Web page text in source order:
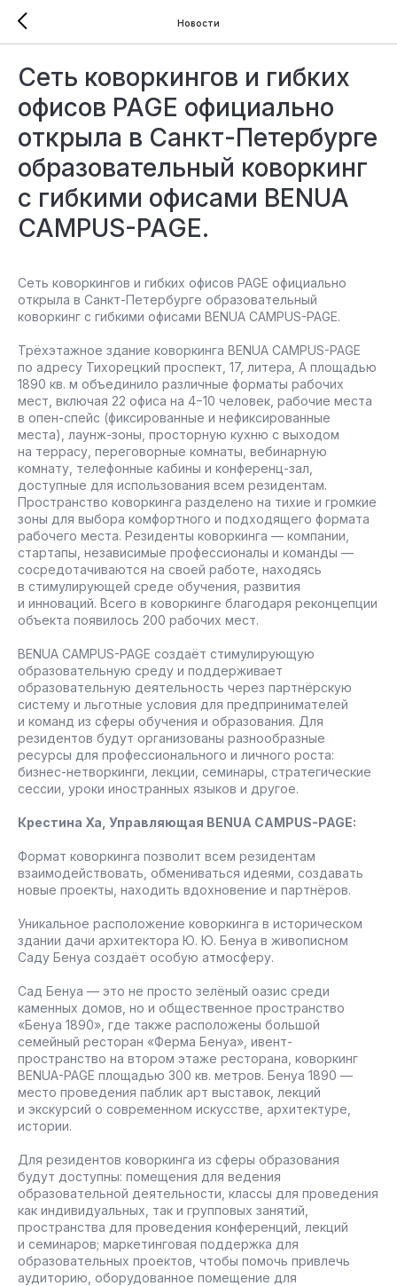
Новости
Сеть коворкингов и гибких
офисов PAGE официально
открыла в Санкт-Петербурге
образовательный коворкинг
с гибкими офисами BENUA
CAMPUS-PAGE.
Сеть коворкингов и гибких офисов PAGE официально
открыла в Санкт-Петербурге образовательный
коворкинг с гибкими офисами BENUA CAMPUS-PAGE.
Трёхэтажное здание коворкинга BENUA CAMPUS-PAGE
по адресу Тихорецкий проспект, 17, литера, А площадью
1890 кв. м объединило различные форматы рабочих
мест, включая 22 офиса на 4−10 человек, рабочие места
в опен-спейс (фиксированные и нефиксированные
места), лаунж-зоны, просторную кухню с выходом
на террасу, переговорные комнаты, вебинарную
комнату, телефонные кабины и конференц-зал,
доступные для использования всем резидентам.
Пространство коворкинга разделено на тихие и громкие
зоны для выбора комфортного и подходящего формата
рабочего места. Резиденты коворкинга — компании,
стартапы, независимые профессионалы и команды —
сосредотачиваются на своей работе, находясь
в стимулирующей среде обучения, развития
и инноваций. Всего в коворкинге благодаря реконцепции
объекта появилось 200 рабочих мест.
BENUA CAMPUS-PAGE создаёт стимулирующую
образовательную среду и поддерживает
образовательную деятельность через партнёрскую
систему и льготные условия для предпринимателей
и команд из сферы обучения и образования. Для
резидентов будут организованы разнообразные
ресурсы для профессионального и личного роста:
бизнес-нетворкинги, лекции, семинары, стратегические
сессии, уроки иностранных языков и другое.
Крестина Ха, Управляющая BENUA CAMPUS-PAGE:
Формат коворкинга позволит всем резидентам
взаимодействовать, обмениваться идеями, создавать
новые проекты, находить вдохновение и партнёров.
Уникальное расположение коворкинга в историческом
здании дачи архитектора Ю. Ю. Бенуа в живописном
Саду Бенуа создаёт особую атмосферу.
Сад Бенуа — это не просто зелёный оазис среди
каменных домов, но и общественное пространство
«Бенуа 1890», где также расположены большой
семейный ресторан «Ферма Бенуа», ивент-
пространство на втором этаже ресторана, коворкинг
BENUA-PAGE площадью 300 кв. метров. Бенуа 1890 —
место проведения паблик арт выставок, лекций
и экскурсий о современном искусстве, архитектуре,
истории.
Для резидентов коворкинга из сферы образования
будут доступны: помещения для ведения
образовательной деятельности, классы для проведения
как индивидуальных, так и групповых занятий,
пространства для проведения конференций, лекций
и семинаров; маркетинговая поддержка для
образовательных проектов, чтобы помочь привлечь
аудиторию, оборудованное помещение для